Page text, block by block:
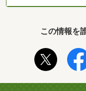
この情報を